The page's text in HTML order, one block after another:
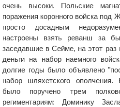
очень высоки. Польские
поражения коронного войска
просто досадным
настроены взять реванш за
заседавшие в Сейме, на этот
деньги на набор наемного
долгие годы было объявлено
набор шляхетского
было поручено трем
региментариям: Доминику